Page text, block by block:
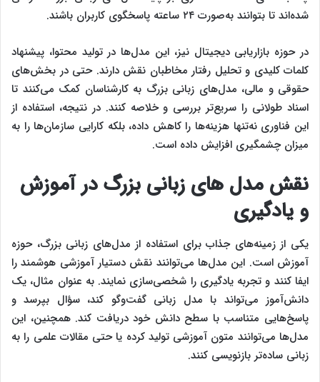
شده‌اند تا بتوانند به‌صورت ۲۴ ساعته پاسخگوی کاربران باشند.
در حوزه بازاریابی دیجیتال نیز، این مدل‌ها در تولید محتوا، پیشنهاد
کلمات کلیدی و تحلیل رفتار مخاطبان نقش دارند. حتی در بخش‌های
حقوقی و مالی، مدل‌های زبانی بزرگ به کارشناسان کمک می‌کنند تا
اسناد طولانی را سریع‌تر بررسی و خلاصه کنند. در نتیجه، استفاده از
این فناوری نه‌تنها هزینه‌ها را کاهش داده، بلکه کارایی سازمان‌ها را به
میزان چشمگیری افزایش داده است.
نقش مدل‌ های زبانی بزرگ در آموزش
و یادگیری
یکی از زمینه‌های جذاب برای استفاده از مدل‌های زبانی بزرگ، حوزه
آموزش است. این مدل‌ها می‌توانند نقش دستیار آموزشی هوشمند را
ایفا کنند و تجربه یادگیری را شخصی‌سازی نمایند. به عنوان مثال، یک
دانش‌آموز می‌تواند با مدل زبانی گفت‌وگو کند، سؤال بپرسد و
پاسخ‌هایی متناسب با سطح دانش خود دریافت کند. همچنین، این
مدل‌ها می‌توانند متون آموزشی تولید کرده یا حتی مقالات علمی را به
زبانی ساده‌تر بازنویسی کنند.